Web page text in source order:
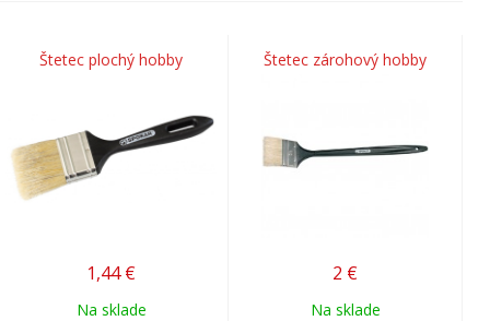
Štetec plochý hobby
1,44 €
Na sklade
Štetec zárohový hobby
2 €
Na sklade